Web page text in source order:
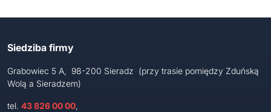
Siedziba firmy
Grabowiec 5 A, 98-200 Sieradz (przy trasie pomiędzy Zduńską
Wolą a Sieradzem)
tel. 43 826 00 00,